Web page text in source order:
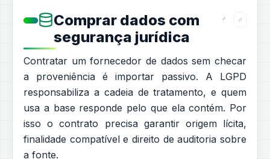
Comprar dados com
segurança jurídica
Contratar um fornecedor de dados sem checar
a proveniência é importar passivo. A LGPD
responsabiliza a cadeia de tratamento, e quem
usa a base responde pelo que ela contém. Por
isso o contrato precisa garantir origem lícita,
finalidade compatível e direito de auditoria sobre
a fonte.